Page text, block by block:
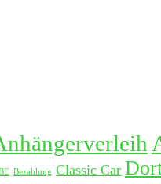
Bezahlung Classic Car